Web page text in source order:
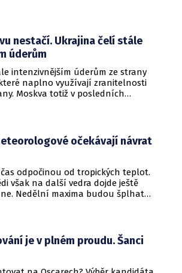
nestačí. Ukrajina čelí stále
úderům
intenzivnějším úderům ze strany
naplno využívají zranitelnosti
Moskva totiž v posledních
šanci se včas ukrýt.
očekávají návrat
odpočinou od tropických teplot.
však na další vedra dojde ještě
Nedělní maxima budou šplhat
je v plném proudu. Šanci